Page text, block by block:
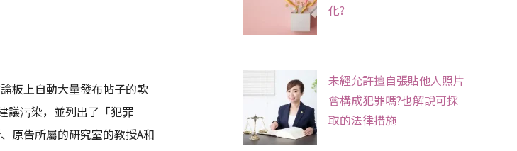
板上自動大量發布帖子的軟
議污染，並列出了「犯罪
原告所屬的研究室的教授A和
化?
未經允許擅自張貼他人照片
會構成犯罪嗎?也解說可採
取的法律措施